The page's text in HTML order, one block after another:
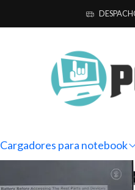
Cargadores para notebook
Originales Dell